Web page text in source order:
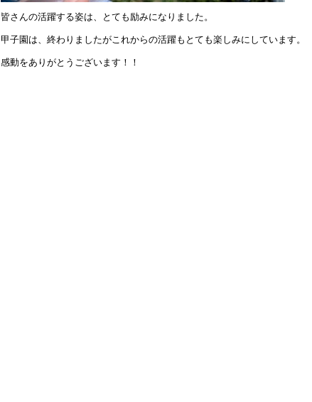
皆さんの活躍する姿は、とても励みになりました。
甲子園は、終わりましたがこれからの活躍もとても楽しみにしています。
感動をありがとうございます！！